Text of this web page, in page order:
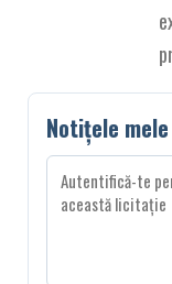
Notițele mele